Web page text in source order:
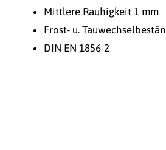
Mittlere Rauhigkeit 1 mm
Frost- u.
DIN EN 1856-2